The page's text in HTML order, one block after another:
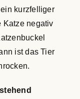
kurzfelliger
Katze negativ
ist das Tier